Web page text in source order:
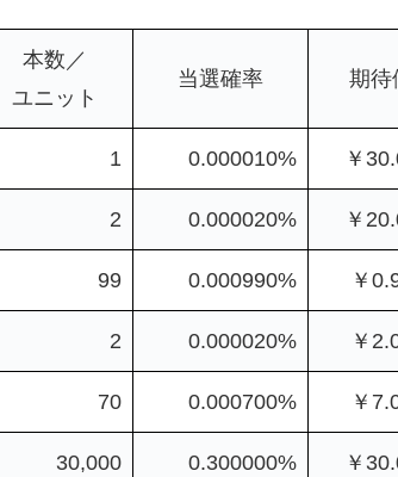
本数／
ユニット
当選確率 期待
1 0.000010% ￥
2 0.000020% ￥
99 0.000990% ￥
2 0.000020% ￥
70 0.000700% ￥
30,000 0.300000% ￥